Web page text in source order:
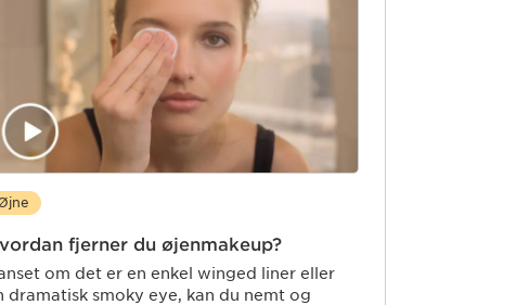
fjerner du øjenmakeup?
om det er en enkel winged liner eller
dramatisk smoky eye, kan du nemt og